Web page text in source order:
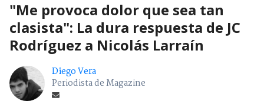
"Me provoca dolor que sea tan
clasista": La dura respuesta de JC
Rodríguez a Nicolás Larraín
Diego Vera
Periodista de Magazine